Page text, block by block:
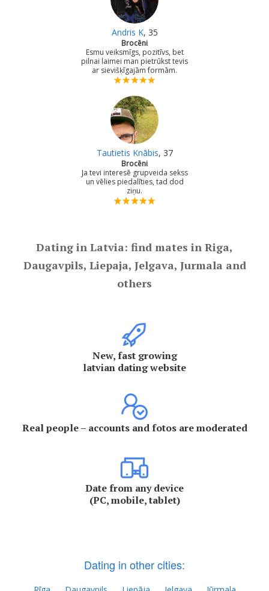
Andris K, 35
Brocēni
Esmu veiksmīgs, pozitīvs, bet
pilnai laimei man pietrūkst tevis
ar sievišķīgajām formām.
Tautietis Knābis, 37
Brocēni
Ja tevi interesē grupveida sekss
un vēlies piedalīties, tad dod
ziņu.
Dating in Latvia: find mates in Riga,
Daugavpils, Liepaja, Jelgava, Jurmala and
others
New, fast growing
latvian dating website
Real people – accounts and fotos are moderated
Date from any device
(PC, mobile, tablet)
Dating in other cities: